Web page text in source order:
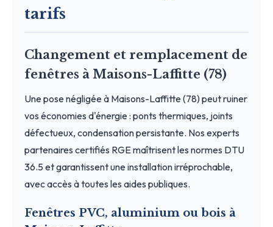
tarifs
Changement et remplacement de
fenêtres à Maisons-Laffitte (78)
Une pose négligée à Maisons-Laffitte (78) peut ruiner
vos économies d'énergie : ponts thermiques, joints
défectueux, condensation persistante. Nos experts
partenaires certifiés RGE maîtrisent les normes DTU
36.5 et garantissent une installation irréprochable,
avec accès à toutes les aides publiques.
Fenêtres PVC, aluminium ou bois à